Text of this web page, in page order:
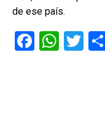
de ese país.
F
W T